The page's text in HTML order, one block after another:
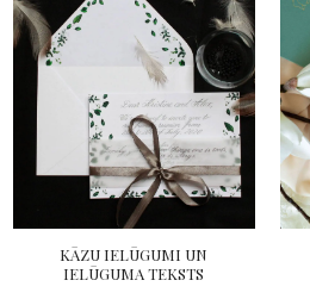
KĀZU IELŪGUMI UN
IELŪGUMA TEKSTS